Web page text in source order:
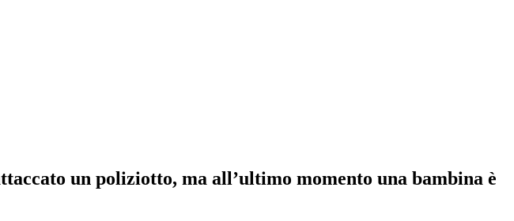
un poliziotto, ma all’ultimo momento una bambina è